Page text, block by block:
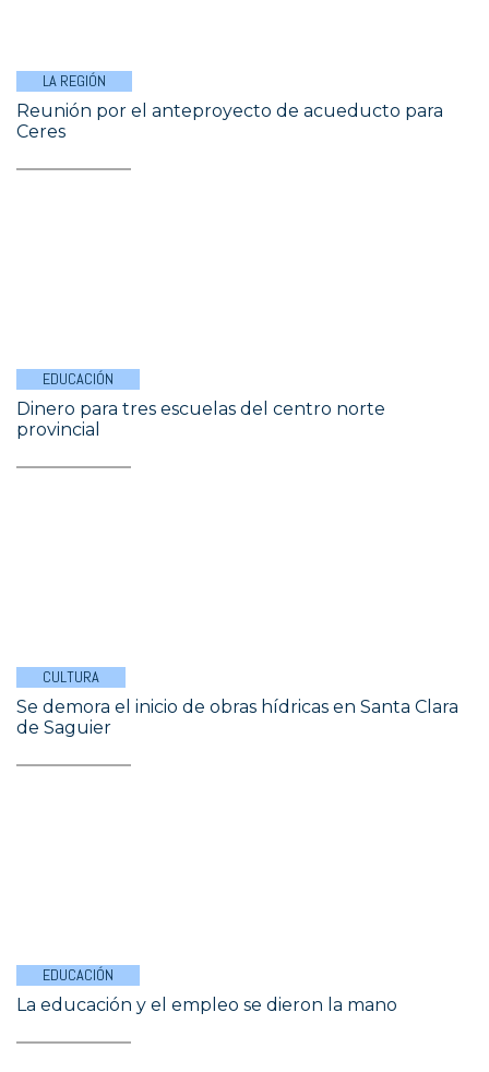
LA REGIÓN
Reunión por el anteproyecto de acueducto para
Ceres
EDUCACIÓN
Dinero para tres escuelas del centro norte
provincial
CULTURA
Se demora el inicio de obras hídricas en Santa Clara
de Saguier
EDUCACIÓN
La educación y el empleo se dieron la mano